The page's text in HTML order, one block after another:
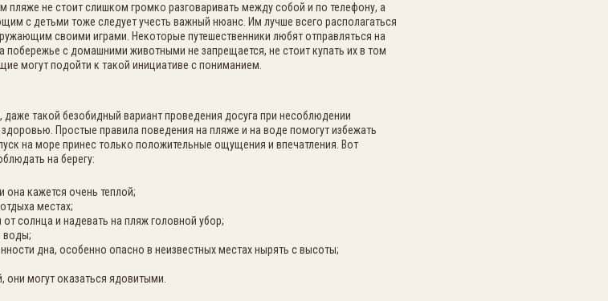
не стоит слишком громко разговаривать между собой и по телефону, а
с детьми тоже следует учесть важный нюанс. Им лучше всего располагаться
своими играми. Некоторые путешественники любят отправляться на
с домашними животными не запрещается, не стоит купать их в том
могут подойти к такой инициативе с пониманием.
такой безобидный вариант проведения досуга при несоблюдении
Простые правила поведения на пляже и на воде помогут избежать
на море принес только положительные ощущения и впечатления. Вот
на берегу:
кажется очень теплой;
местах;
солнца и надевать на пляж головной убор;
воды;
дна, особенно опасно в неизвестных местах нырять с высоты;
они могут оказаться ядовитыми.